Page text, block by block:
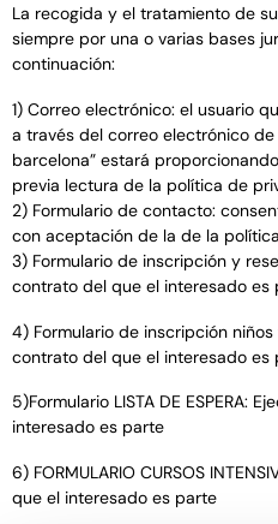
La recogida y el tratamiento de
siempre por una o varias bases
continuación:
1) Correo electrónico: el usuario
a través del correo electrónico de
barcelona” estará
previa lectura de la política de
2) Formulario de contacto:
con aceptación de la de la
3) Formulario de inscripción y
contrato del que el interesado es
4) Formulario de inscripción
contrato del que el interesado es
5)Formulario LISTA DE ESPERA:
interesado es parte
6) FORMULARIO CURSOS
que el interesado es parte